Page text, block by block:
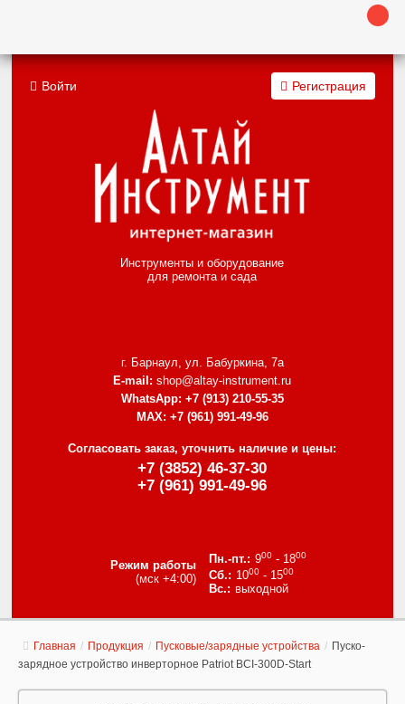
Инструменты и оборудование
для ремонта и сада
г. Барнаул, ул. Бабуркина, 7а
E-mail: shop@altay-instrument.ru
WhatsApp: +7 (913) 210-55-35
MAX: +7 (961) 991-49-96
Согласовать заказ, уточнить наличие и цены:
+7 (3852) 46-37-30
+7 (961) 991-49-96
Режим работы
(мск +4:00)
900- 1800
1000- 1500
выходной
Войти Регистрация
Главная / Продукция / Пусковые/зарядные устройства / Пуско-
зарядное устройство инверторное Patriot BCI-300D-Start